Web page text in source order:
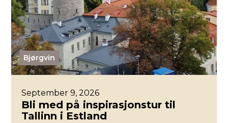
Bjørgvin
September 9, 2026
Bli med på inspirasjonstur til
Tallinn i Estland